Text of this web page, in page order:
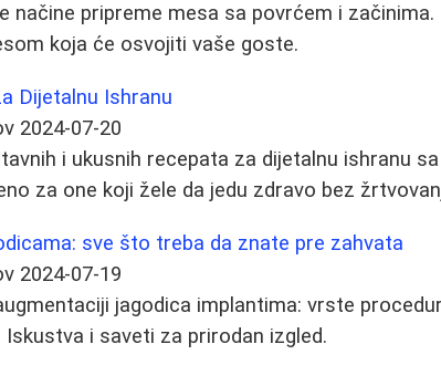
načine pripreme mesa sa povrćem i
koja će osvojiti vaše goste.
Dijetalnu Ishranu
2024-07-20
i ukusnih recepata za dijetalnu ishranu
za one koji žele da jedu zdravo bez
sve što treba da znate pre zahvata
2024-07-19
jagodica implantima: vrste
i saveti za prirodan izgled.